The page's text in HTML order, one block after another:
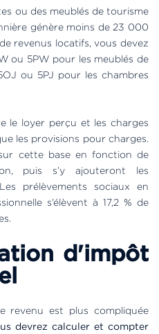
ou des meublés de tourisme
génère moins de 23 000
revenus locatifs, vous devez
ou 5PW pour les meublés de
ou 5PJ pour les chambres
le loyer perçu et les charges
les provisions pour charges.
cette base en fonction de
puis s’y ajouteront les
prélèvements sociaux en
s’élèvent à 17,2 % de
d'impôt
revenu est plus compliquée
devrez calculer et compter